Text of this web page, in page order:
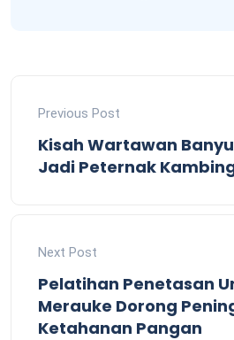
Previous Post
Kisah Wartawan
Jadi Peternak
Next Post
Pelatihan Penetasan
Merauke Dorong
Ketahanan Pangan